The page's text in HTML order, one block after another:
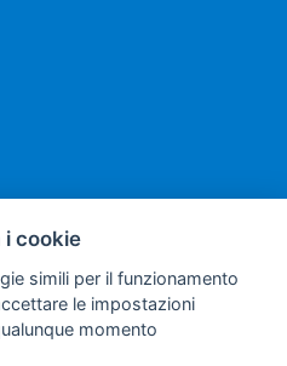
S.r.L. unipersonale
Giorgio (FM) - P.IVA: 01665350433
FM-195884
i cookie
simili per il funzionamento
le impostazioni
momento